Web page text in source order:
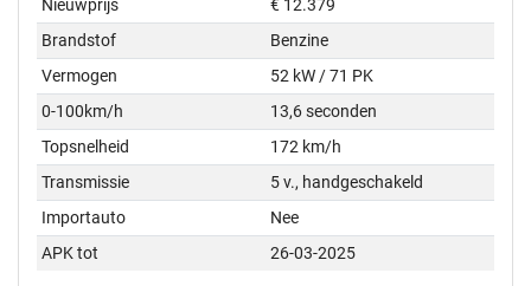
Nieuwprijs
€ 12.379
Brandstof
Benzine
Vermogen
52 kW / 71 PK
0-100km/h
13,6 seconden
Topsnelheid
172 km/h
Transmissie
5 v., handgeschakeld
Importauto
Nee
APK tot
26-03-2025